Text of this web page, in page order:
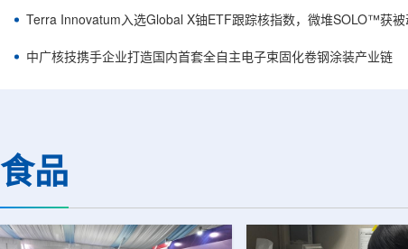
Terra Innovatum入选Global X铀ETF跟踪核指数，微堆SOLO™获被
中广核技携手企业打造国内首套全自主电子束固化卷钢涂装产业链
食品